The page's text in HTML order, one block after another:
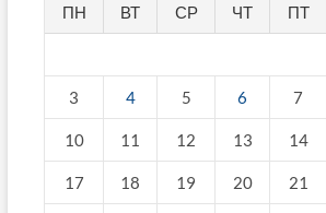
ПН ВТ СР ЧТ ПТ
3 4 5 6 7
10 11 12 13 14
17 18 19 20 21